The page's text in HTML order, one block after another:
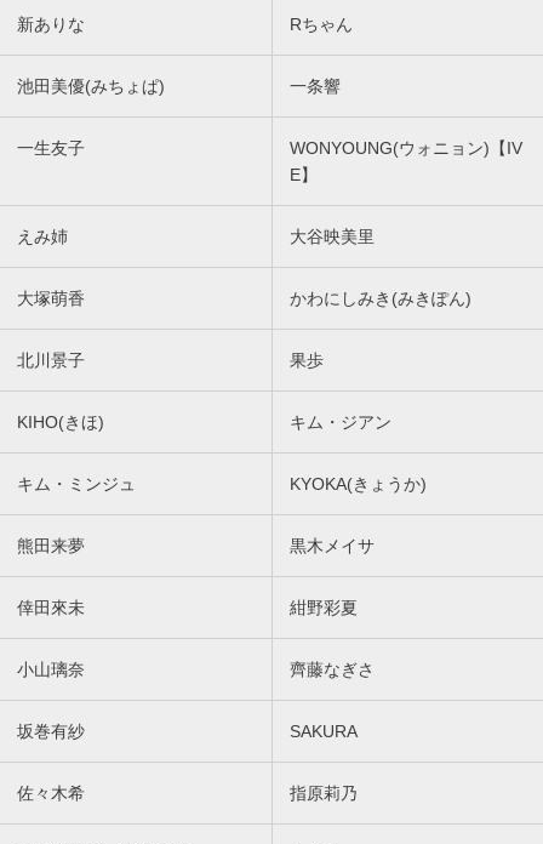
新ありな Rちゃん
池田美優(みちょぱ) 一条響
一生友子
WONYOUNG(ウォニョン)【IV
E】
えみ姉 大谷映美里
大塚萌香 かわにしみき(みきぽん)
北川景子 果歩
KIHO(きほ) キム・ジアン
キム・ミンジュ KYOKA(きょうか)
熊田来夢 黒木メイサ
倖田來未 紺野彩夏
小山璃奈 齊藤なぎさ
坂巻有紗 SAKURA
佐々木希 指原莉乃